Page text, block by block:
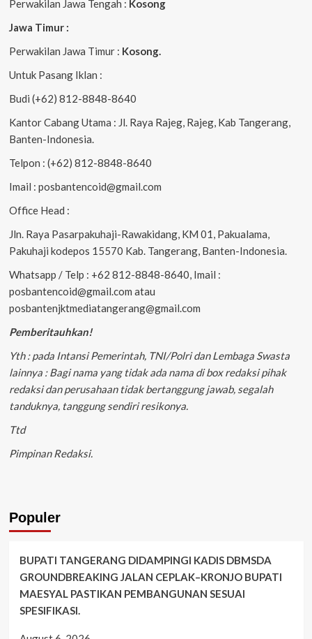
Perwakilan Jawa Tengah : Kosong
Jawa Timur :
Perwakilan Jawa Timur : Kosong.
Untuk Pasang Iklan :
Budi (+62) 812-8848-8640
Kantor Cabang Utama : Jl. Raya Rajeg, Rajeg, Kab Tangerang,
Banten-Indonesia.
Telpon : (+62) 812-8848-8640
Imail : posbantencoid@gmail.com
Office Head :
Jln. Raya Pasarpakuhaji-Rawakidang, KM 01, Pakualama,
Pakuhaji kodepos 15570 Kab. Tangerang, Banten-Indonesia.
Whatsapp / Telp : +62 812-8848-8640, Imail :
posbantencoid@gmail.com atau
posbantenjktmediatangerang@gmail.com
Pemberitauhkan!
Yth : pada Intansi Pemerintah, TNI/Polri dan Lembaga Swasta
lainnya : Bagi nama yang tidak ada nama di box redaksi pihak
redaksi dan perusahaan tidak bertanggung jawab, segalah
tanduknya, tanggung sendiri resikonya.
Ttd
Pimpinan Redaksi.
Populer
BUPATI TANGERANG DIDAMPINGI KADIS DBMSDA
GROUNDBREAKING JALAN CEPLAK–KRONJO BUPATI
MAESYAL PASTIKAN PEMBANGUNAN SESUAI
SPESIFIKASI.